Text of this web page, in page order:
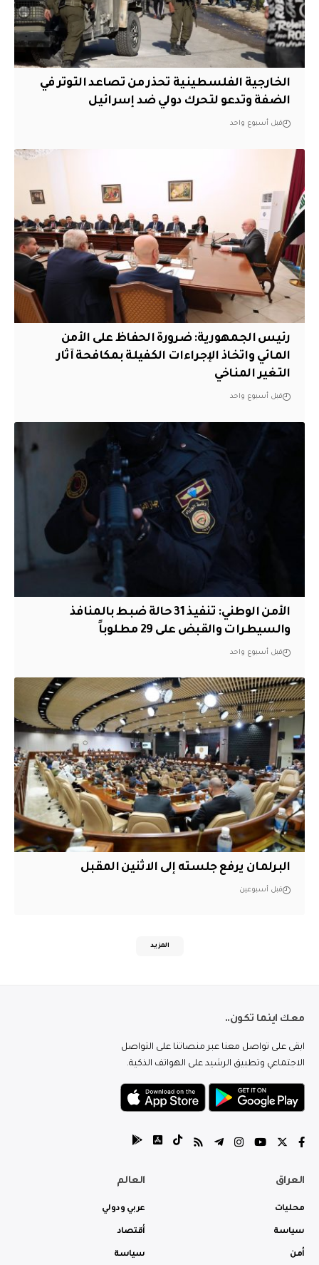
الخارجية الفلسطينية تحذر من تصاعد التوتر في
الضفة وتدعو لتحرك دولي ضد إسرائيل
قبل أسبوع واحد
رئيس الجمهورية: ضرورة الحفاظ على الأمن
المائي واتخاذ الإجراءات الكفيلة بمكافحة آثار
التغير المناخي
قبل أسبوع واحد
الأمن الوطني: تنفيذ 31 حالة ضبط بالمنافذ
والسيطرات والقبض على 29 مطلوباً
قبل أسبوع واحد
البرلمان يرفع جلسته إلى الاثنين المقبل
قبل أسبوعين
المزيد
معك اينما تكون..
ابقى على تواصل معنا عبر منصاتنا على التواصل
الاجتماعي وتطبيق الرشيد على الهواتف الذكية.
العراق
محليات
سياسة
أمن
العالم
عربي ودولي
أقتصاد
سياسة